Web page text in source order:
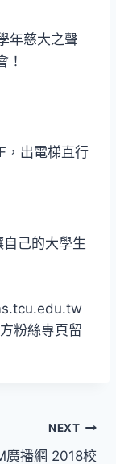
年慈大之聲
！
，出電梯直行
己的大學生
粉絲專頁留
NEXT
廣播網 2018校